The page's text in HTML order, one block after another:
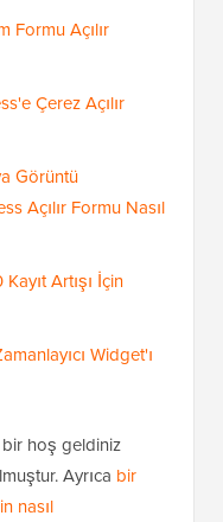
Formu Açılır
Çerez Açılır
Görüntü
Açılır Formu Nasıl
Artışı İçin
Widget'ı
hoş geldiniz
Ayrıca bir
nasıl